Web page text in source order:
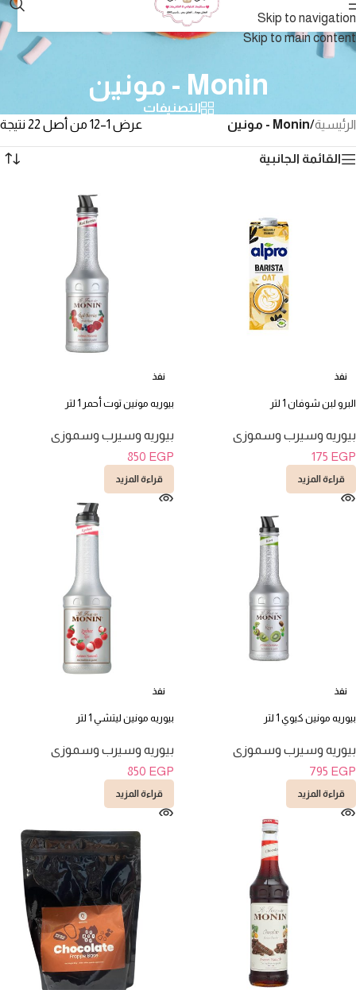
Skip to navigation
Skip to main content
Monin - مونين
التصنيفات
الرئيسية/Monin - مونين عرض 1–12 من أصل 22 نتيجة
القائمة الجانبية
نفذ
البرو لبن شوفان 1 لتر
بيوريه وسيرب وسموزى
175 EGP
قراءة المزيد
نفذ
بيوريه مونين توت أحمر 1 لتر
بيوريه وسيرب وسموزى
850 EGP
قراءة المزيد
نفذ
بيوريه مونين كيوي 1 لتر
بيوريه وسيرب وسموزى
795 EGP
قراءة المزيد
نفذ
بيوريه مونين ليتشي 1 لتر
بيوريه وسيرب وسموزى
850 EGP
قراءة المزيد